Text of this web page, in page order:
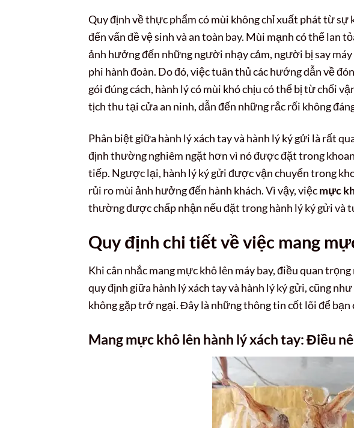
Quy định về thực phẩm có mùi không chỉ xuất phát từ sự
đến vấn đề vệ sinh và an toàn bay. Mùi mạnh có thể lan
ảnh hưởng đến những người nhạy cảm, người bị say
phi hành đoàn. Do đó, việc tuân thủ các hướng dẫn về
gói đúng cách, hành lý có mùi khó chịu có thể bị từ chối
tịch thu tại cửa an ninh, dẫn đến những rắc rối không
Phân biệt giữa hành lý xách tay và hành lý ký gửi là rất
định thường nghiêm ngặt hơn vì nó được đặt trong
tiếp. Ngược lại, hành lý ký gửi được vận chuyển trong
rủi ro mùi ảnh hưởng đến hành khách. Vì vậy, việcmực
thường được chấp nhận nếu đặt trong hành lý ký gửi và
Quy định chi tiết về việc mang
Khi cân nhắc mang mực khô lên máy bay, điều quan
quy định giữa hành lý xách tay và hành lý ký gửi, cũng
không gặp trở ngại. Đây là những thông tin cốt lõi để bạn
Mang mực khô lên hành lý xách tay: Điều